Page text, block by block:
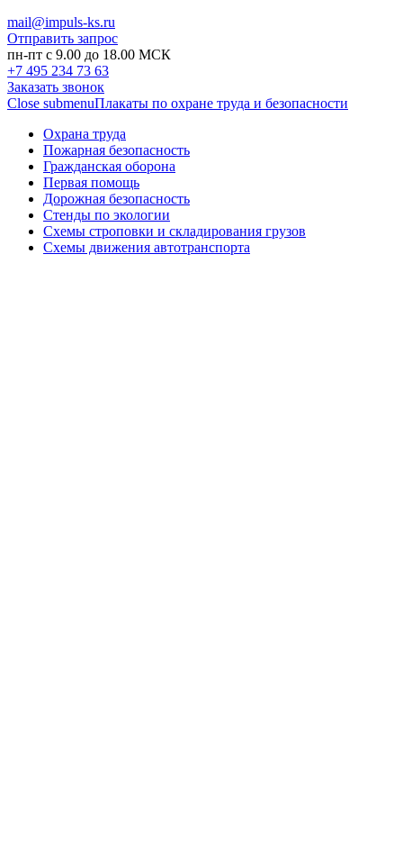
mail@impuls-ks.ru
Отправить запрос
пн-пт с 9.00 до 18.00 МСК
+7 495 234 73 63
Заказать звонок
Close submenuПлакаты по охране труда и безопасности
Охрана труда
Пожарная безопасность
Гражданская оборона
Первая помощь
Дорожная безопасность
Стенды по экологии
Схемы строповки и складирования грузов
Схемы движения автотранспорта